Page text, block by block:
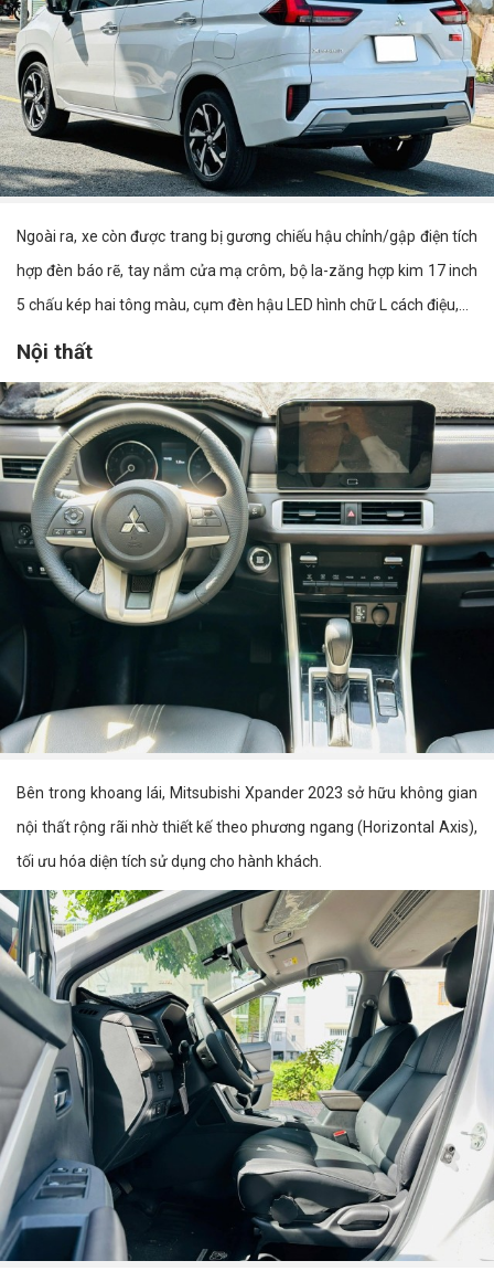
Ngoài ra, xe còn được trang bị gương chiếu hậu chỉnh/gập điện tích
hợp đèn báo rẽ, tay nắm cửa mạ crôm, bộ la-zăng hợp kim 17 inch
5 chấu kép hai tông màu, cụm đèn hậu LED hình chữ L cách điệu,...
Nội thất
Bên trong khoang lái, Mitsubishi Xpander 2023 sở hữu không gian
nội thất rộng rãi nhờ thiết kế theo phương ngang (Horizontal Axis),
tối ưu hóa diện tích sử dụng cho hành khách.